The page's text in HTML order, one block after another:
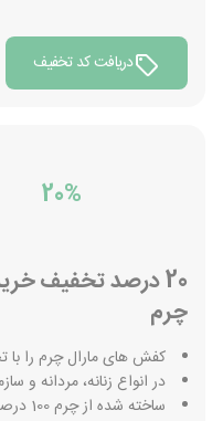
دریافت کد تخفیف
20%
20 درصد تخفیف
چرم
کفش های مارال چرم را با تخفیف
در انواع زنانه، مردانه و
ساخته شده از چرم 100 درصد گاوی طبیعی باکیفیت بالا